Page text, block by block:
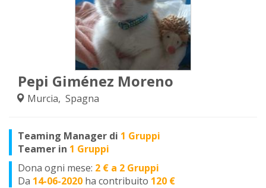
Pepi Giménez Moreno
Murcia, Spagna
Teaming Manager di 1 Gruppi
Teamer in 1 Gruppi
Dona ogni mese: 2 € a 2 Gruppi
Da 14-06-2020 ha contribuito 120 €